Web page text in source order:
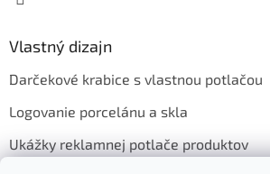
Vlastný dizajn
Darčekové krabice s vlastnou potlačou
Logovanie porcelánu a skla
Ukážky reklamnej potlače produktov